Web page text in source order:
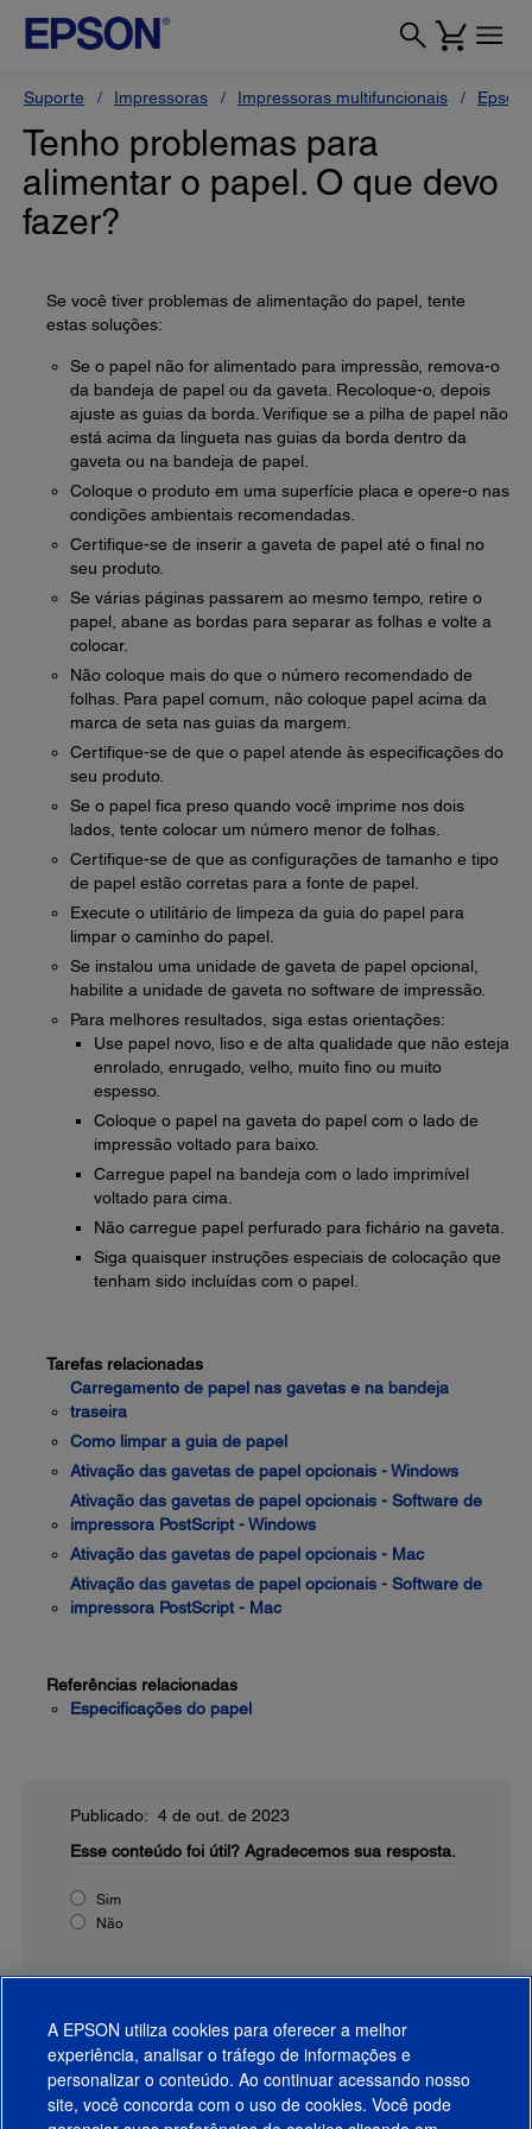
Suporte Impressoras Impressoras multifuncionais Epson
Tenho problemas para
alimentar o papel. O que devo
fazer?
Se você tiver problemas de alimentação do papel, tente
estas soluções:
Se o papel não for alimentado para impressão, remova-o
da bandeja de papel ou da gaveta. Recoloque-o, depois
ajuste as guias da borda. Verifique se a pilha de papel não
está acima da lingueta nas guias da borda dentro da
gaveta ou na bandeja de papel.
Coloque o produto em uma superfície placa e opere-o nas
condições ambientais recomendadas.
Certifique-se de inserir a gaveta de papel até o final no
seu produto.
Se várias páginas passarem ao mesmo tempo, retire o
papel, abane as bordas para separar as folhas e volte a
colocar.
Não coloque mais do que o número recomendado de
folhas. Para papel comum, não coloque papel acima da
marca de seta nas guias da margem.
Certifique-se de que o papel atende às especificações do
seu produto.
Se o papel fica preso quando você imprime nos dois
lados, tente colocar um número menor de folhas.
Certifique-se de que as configurações de tamanho e tipo
de papel estão corretas para a fonte de papel.
Execute o utilitário de limpeza da guia do papel para
limpar o caminho do papel.
Se instalou uma unidade de gaveta de papel opcional,
habilite a unidade de gaveta no software de impressão.
Para melhores resultados, siga estas orientações:
Use papel novo, liso e de alta qualidade que não esteja
enrolado, enrugado, velho, muito fino ou muito
espesso.
Coloque o papel na gaveta do papel com o lado de
impressão voltado para baixo.
Carregue papel na bandeja com o lado imprimível
voltado para cima.
Não carregue papel perfurado para fichário na gaveta.
Siga quaisquer instruções especiais de colocação que
tenham sido incluídas com o papel.
Tarefas relacionadas
Carregamento de papel nas gavetas e na bandeja
traseira
Como limpar a guia de papel
Ativação das gavetas de papel opcionais - Windows
Ativação das gavetas de papel opcionais - Software de
impressora PostScript - Windows
Ativação das gavetas de papel opcionais - Mac
Ativação das gavetas de papel opcionais - Software de
impressora PostScript - Mac
Referências relacionadas
Especificações do papel
Publicado: 4 de out. de 2023
Esse conteúdo foi útil? Agradecemos sua resposta.
Sim
Não
A EPSON utiliza cookies para oferecer a melhor
experiência, analisar o tráfego de informações e
personalizar o conteúdo. Ao continuar acessando nosso
site, você concorda com o uso de cookies. Você pode